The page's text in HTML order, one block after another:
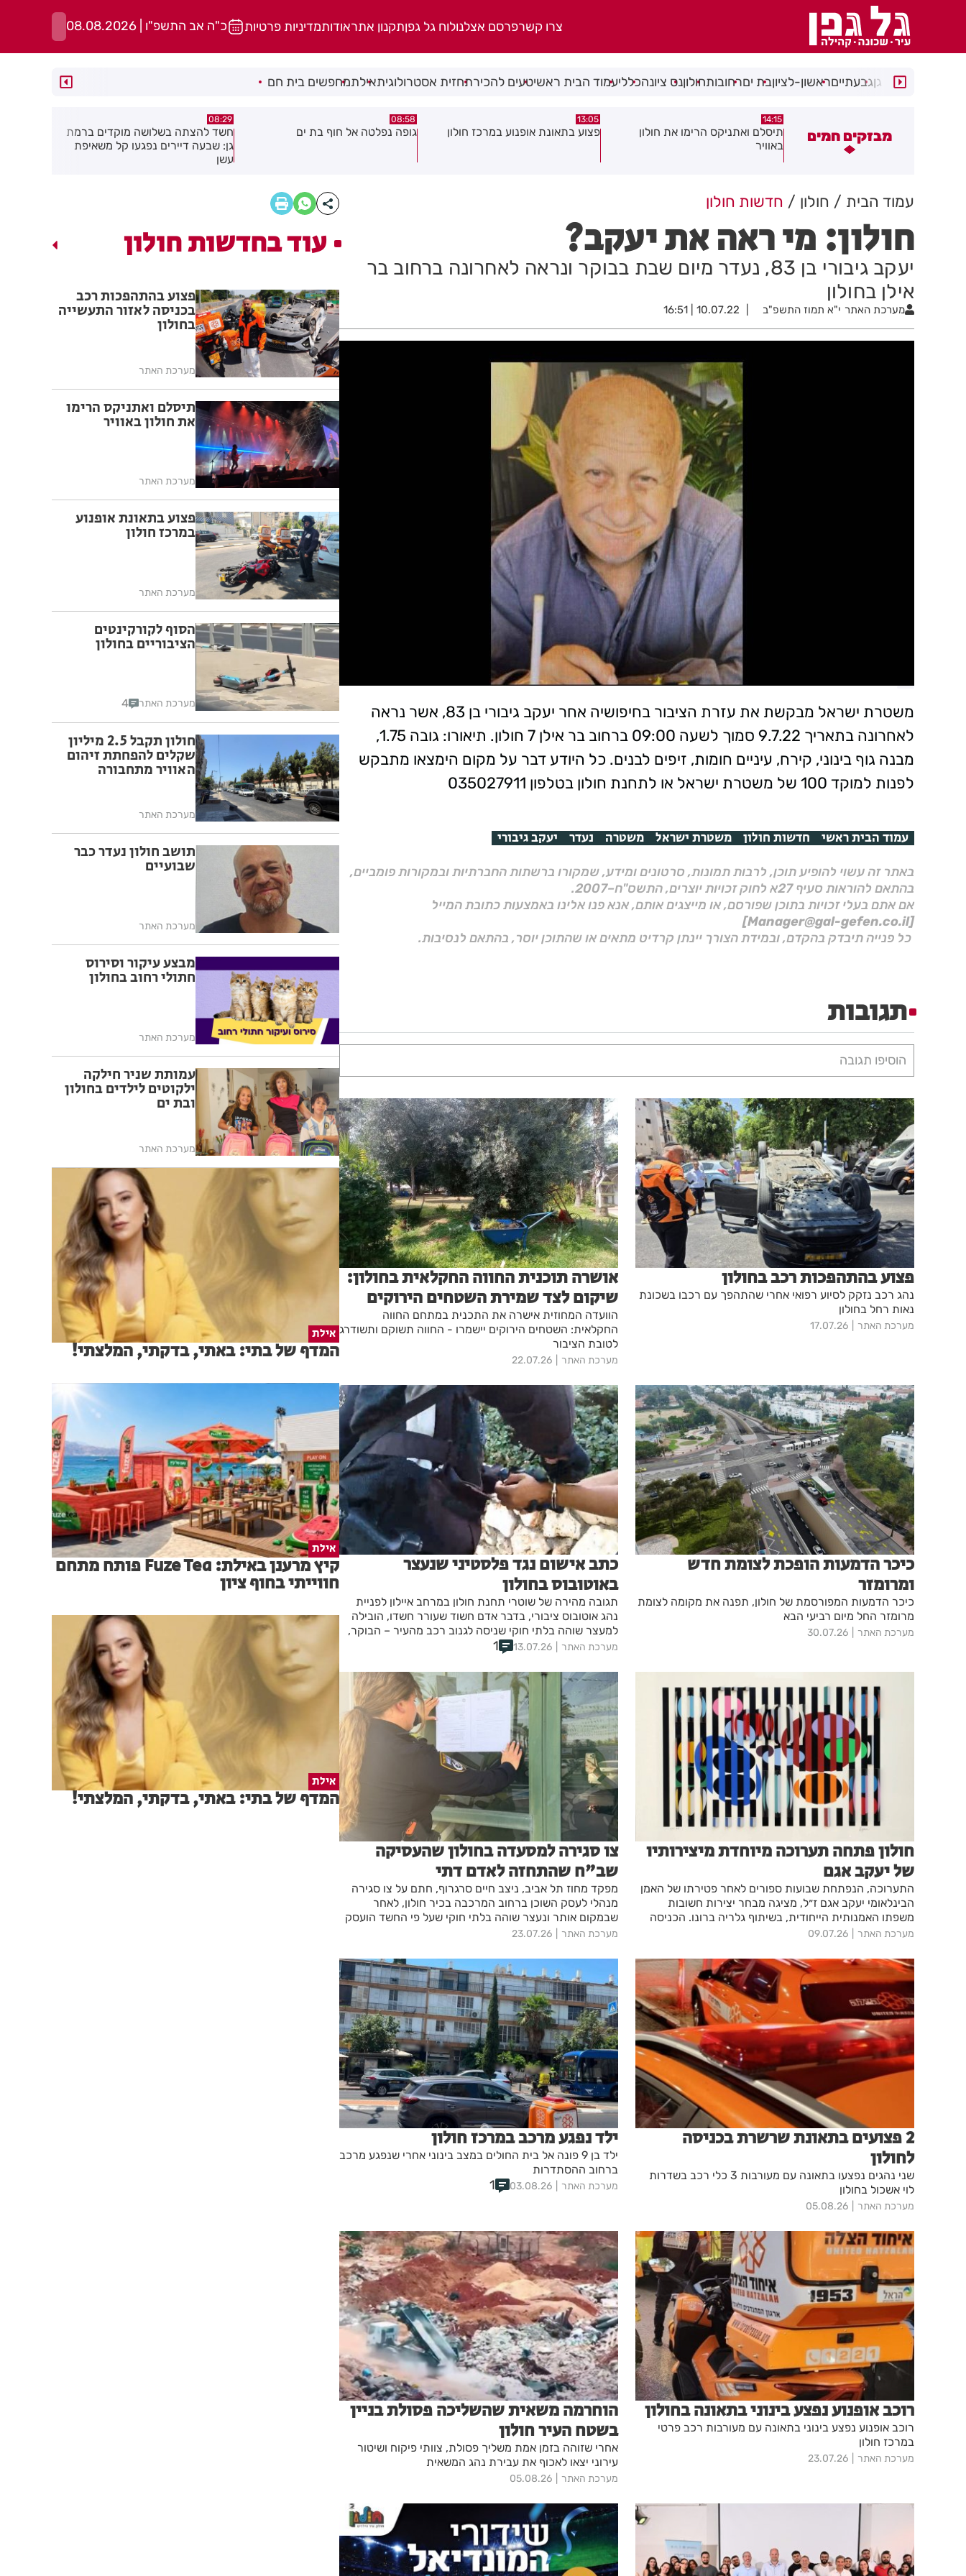
צרו קשרפרסם אצלנולוח גל גפןתקנון אתראודותמדיניות פרטיות כ"ה אב התשפ"ו | 08.08.2026
רמת גןגבעתייםראשון-לציוןבת יםרחובותחולוןנס ציונהכלליעמוד הבית ראשיטעים להכירתחזית אסטרולוגיתאילתמחפשים בית חם
מבזקים חמים
פצוע בהתהפכות רכב בכניסה לאזור
14:15
תיסלם ואתניקס הרימו את חולון
באוויר
13:05
פצוע בתאונת אופנוע במרכז חולון
08:58
גופה נפלטה אל חוף בת ים
08:29
חשד להצתה בשלושה מוקדים ברמת
גן: שבעה דיירים נפגעו קל משאיפת
עשן
עמוד הבית חולון חדשות חולון
חולון: מי ראה את יעקב?
יעקב גיבורי בן 83, נעדר מיום שבת בבוקר ונראה לאחרונה ברחוב בר
אילן בחולון
מערכת האתר י"א תמוז התשפ"ב 10.07.22 | 16:51
משטרת ישראל מבקשת את עזרת הציבור בחיפושיה אחר יעקב גיבורי בן 83, אשר נראה
לאחרונה בתאריך 9.7.22 סמוך לשעה 09:00 ברחוב בר אילן 7 חולון. תיאורו: גובה 1.75,
מבנה גוף בינוני, קירח, עיניים חומות, זיפים לבנים. כל היודע דבר על מקום הימצאו מתבקש
לפנות למוקד 100 של משטרת ישראל או לתחנת חולון בטלפון 035027911
עמוד הבית ראשי חדשות חולון משטרת ישראל משטרה נעדר יעקב גיבורי
באתר זה עשוי להופיע תוכן, לרבות תמונות, סרטונים ומידע, שמקורו ברשתות החברתיות ובמקורות פומביים,
בהתאם להוראות סעיף 27א לחוק זכויות יוצרים, התשס"ח–2007.
אם אתם בעלי זכויות בתוכן שפורסם, או מייצגים אותם, אנא פנו אלינו באמצעות כתובת המייל
[Manager@gal-gefen.co.il]
כל פנייה תיבדק בהקדם, ובמידת הצורך יינתן קרדיט מתאים או שהתוכן יוסר, בהתאם לנסיבות.
תגובות
הוסיפו תגובה
פצוע בהתהפכות רכב בחולון
נהג רכב נזקק לסיוע רפואי אחרי שהתהפך עם רכבו בשכונת
נאות רחל בחולון
מערכת האתר 17.07.26
אושרה תוכנית החווה החקלאית בחולון:
שיקום לצד שמירת השטחים הירוקים
הוועדה המחוזית אישרה את התכנית במתחם החווה
החקלאית: השטחים הירוקים יישמרו - החווה תשוקם ותשודרג
לטובת הציבור
מערכת האתר 22.07.26
כיכר הדמעות הופכת לצומת חדש
ומרומזר
כיכר הדמעות המפורסמת של חולון, תפנה את מקומה לצומת
מרומזר החל מיום רביעי הבא
מערכת האתר 30.07.26
כתב אישום נגד פלסטיני שנעצר
באוטובוס בחולון
תגובה מהירה של שוטרי תחנת חולון במרחב איילון לפניית
נהג אוטובוס ציבורי, בדבר אדם חשוד שעורר חשדו, הובילה
למעצר שוהה בלתי חוקי שניסה לגנוב רכב מהעיר – הבוקר,
הוגש נגדו כתב אישום
מערכת האתר 13.07.26
1
חולון פתחה תערוכה מיוחדת מיצירותיו
של יעקב אגם
התערוכה, הנפתחת שבועות ספורים לאחר פטירתו של האמן
הבינלאומי יעקב אגם ז״ל, מציגה מבחר יצירות חשובות
משפתו האמנותית הייחודית, בשיתוף גלריה ברונו. הכניסה
לתערוכה חופשית
מערכת האתר 09.07.26
צו סגירה למסעדה בחולון שהעסיקה
שב"ח שהתחזה לאדם דתי
מפקד מחוז תל אביב, ניצב חיים סרגרוף, חתם על צו סגירה
מנהלי לעסק השוכן ברחוב המרכבה בכיר חולון, לאחר
שבמקום אותר ונעצר שוהה בלתי חוקי שעל פי החשד הועסק
במקום
מערכת האתר 23.07.26
2 פצועים בתאונת שרשרת בכניסה
לחולון
שני נהגים נפצעו בתאונה עם מעורבות 3 כלי רכב בשדרות
לוי אשכול בחולון
מערכת האתר 05.08.26
ילד נפגע מרכב במרכז חולון
ילד בן 9 פונה אל בית החולים במצב בינוני אחרי שנפגע מרכב
ברחוב ההסתדרות
מערכת האתר 03.08.26
1
רוכב אופנוע נפצע בינוני בתאונה בחולון
רוכב אופנוע נפצע בינוני בתאונה עם מעורבות רכב פרטי
במרכז חולון
מערכת האתר 23.07.26
הוחרמה משאית שהשליכה פסולת בניין
בשטח העיר חולון
אחרי שזוהה בזמן אמת משליך פסולת, צוותי פיקוח ושיטור
עירוני יצאו לאכוף את עבירת נהג המשאית
מערכת האתר 05.08.26
עוד בחדשות חולון
פצוע בהתהפכות רכב
בכניסה לאזור התעשייה
בחולון
מערכת האתר
תיסלם ואתניקס הרימו
את חולון באוויר
מערכת האתר
פצוע בתאונת אופנוע
במרכז חולון
מערכת האתר
הסוף לקורקינטים
הציבוריים בחולון
מערכת האתר 4
חולון תקבל 2.5 מיליון
שקלים להפחתת זיהום
האוויר מתחבורה
מערכת האתר
תושב חולון נעדר כבר
שבועיים
מערכת האתר
מבצע עיקור וסירוס
חתולי רחוב בחולון
מערכת האתר
עמותת שניר חילקה
ילקוטים לילדים בחולון
ובת ים
מערכת האתר
אילת
המדף של בתי: באתי, בדקתי, המלצתי!
אילת
קיץ מרענן באילת: Fuze Tea פותח מתחם
חווייתי בחוף ציון
אילת
המדף של בתי: באתי, בדקתי, המלצתי!